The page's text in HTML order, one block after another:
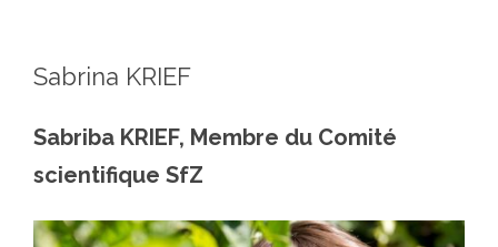
Sabrina KRIEF
Sabriba KRIEF, Membre du Comité
scientifique SfZ